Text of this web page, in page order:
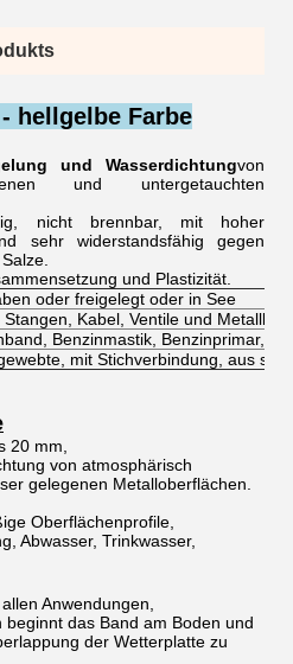
hellgelbe Farbe
und Wasserdichtungvon
und untergetauchten
nicht brennbar, mit hoher
sehr widerstandsfähig gegen
und Plastizität.
oder freigelegt oder in See
Stangen, Kabel, Ventile und
Benzinmastik, Benzinprimar,
mit Stichverbindung, aus
20 mm,
von atmosphärisch
gelegenen Metalloberflächen.
Oberflächenprofile,
Abwasser, Trinkwasser,
Anwendungen,
beginnt das Band am Boden und
der Wetterplatte zu